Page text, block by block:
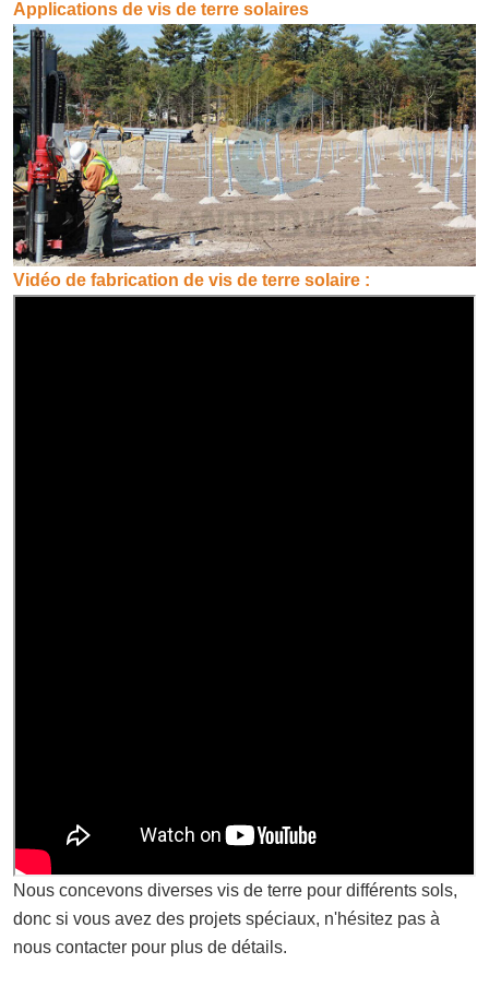
Applications de vis de terre solaires
Vidéo de fabrication de vis de terre solaire :
Nous concevons diverses vis de terre pour différents sols,
donc si vous avez des projets spéciaux, n'hésitez pas à
nous contacter pour plus de détails.